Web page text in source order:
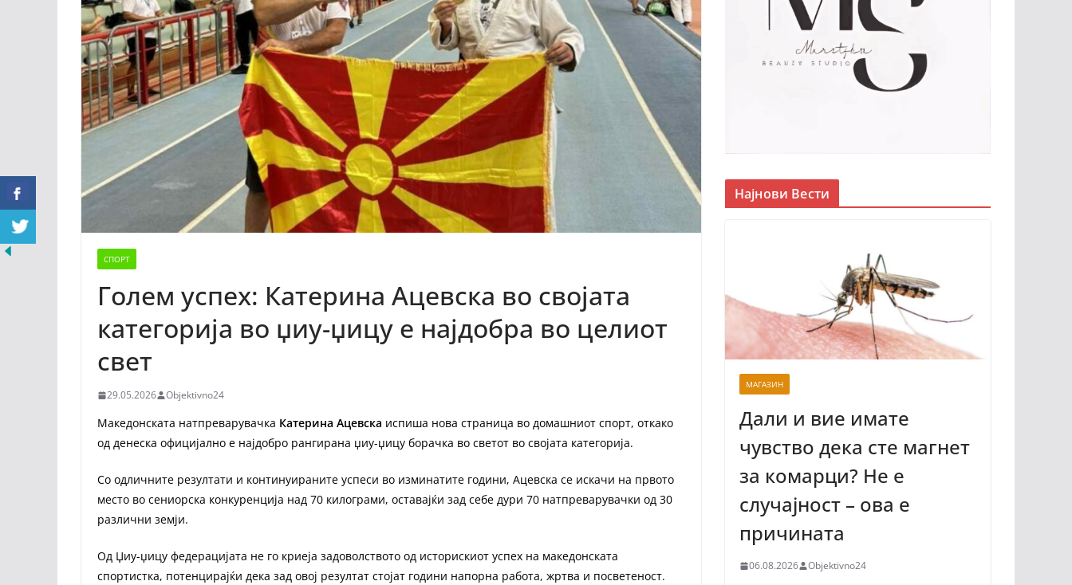
СПОРТ
Голем успех: Катерина Ацевска во својата
категорија во џиу-џицу е најдобра во целиот
свет
29.05.2026 Objektivno24
Македонската натпреварувачка Катерина Ацевска испиша нова страница во домашниот спорт, откако
од денеска официјално е најдобро рангирана џиу-џицу борачка во светот во својата категорија.
Со одличните резултати и континуираните успеси во изминатите години, Ацевска се искачи на првото
место во сениорска конкуренција над 70 килограми, оставајќи зад себе дури 70 натпреварувачки од 30
различни земји.
Од Џиу-џицу федерацијата не го криеја задоволството од историскиот успех на македонската
спортистка, потенцирајќи дека зад овој резултат стојат години напорна работа, жртва и посветеност.
Најнови Вести
МАГАЗИН
Дали и вие имате
чувство дека сте магнет
за комарци? Не е
случајност – ова е
причината
06.08.2026 Objektivno24